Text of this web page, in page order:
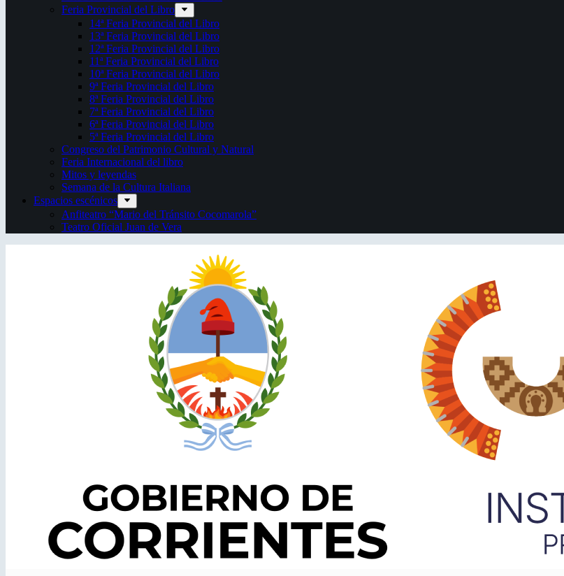
Feria Provincial del Libro
14ª Feria Provincial del Libro
13ª Feria Provincial del Libro
12ª Feria Provincial del Libro
11ª Feria Provincial del Libro
10ª Feria Provincial del Libro
9ª Feria Provincial del Libro
8ª Feria Provincial del Libro
7ª Feria Provincial del Libro
6ª Feria Provincial del Libro
5ª Feria Provincial del Libro
Congreso del Patrimonio Cultural y Natural
Feria Internacional del libro
Mitos y leyendas
Semana de la Cultura Italiana
Espacios escénicos
Anfiteatro “Mario del Tránsito Cocomarola”
Teatro Oficial Juan de Vera